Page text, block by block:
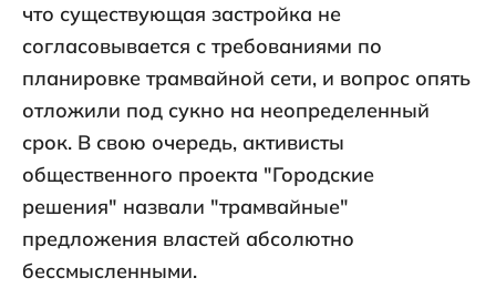
что существующая застройка не
согласовывается с требованиями по
планировке трамвайной сети, и вопрос опять
отложили под сукно на неопределенный
срок. В свою очередь, активисты
общественного проекта "Городские
решения" назвали "трамвайные"
предложения властей абсолютно
бессмысленными.